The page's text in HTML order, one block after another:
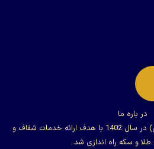
در باره ما
زرناب تجارت رادین(رادین شمش) در سال 1402 با هدف ارائه خدمات شفاف و
و سکه راه اندازی شد.